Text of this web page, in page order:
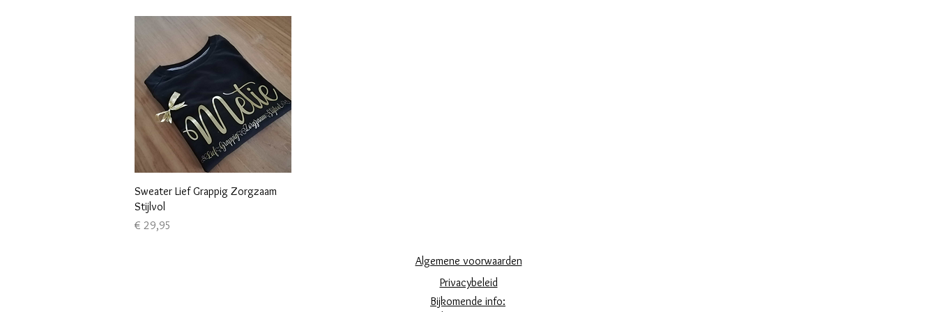
Snel overzicht
Sweater Lief Grappig Zorgzaam
Stijlvol
Prijs
€ 29,95
Algemene voorwaarden
Privacybeleid
Bijkomende info: